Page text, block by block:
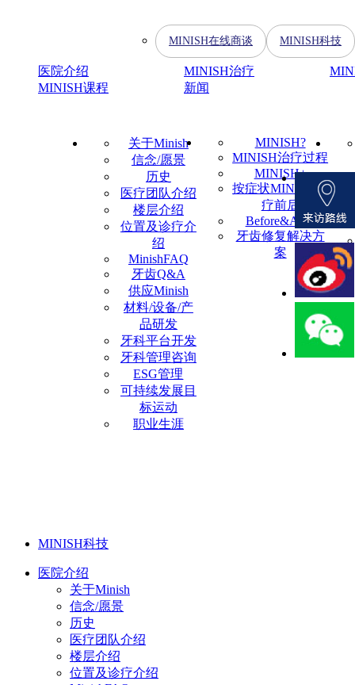
医院介绍 MINISH治疗
MINISH课程
新闻
MINISH在线商谈 MINISH科技
关于Minish
信念/愿景
历史
医疗团队介绍
楼层介绍
位置及诊疗介
绍
MinishFAQ
牙齿Q&A
供应Minish
材料/设备/产
品研发
牙科平台开发
牙科管理咨询
ESG管理
可持续发展目
标运动
职业生涯
MINISH?
MINISH治疗过程
MINISH+
按症状MINISH治
疗前后
Before&After
牙齿修复解决方
案
MINISH科技
医院介绍
关于Minish
信念/愿景
历史
医疗团队介绍
楼层介绍
位置及诊疗介绍